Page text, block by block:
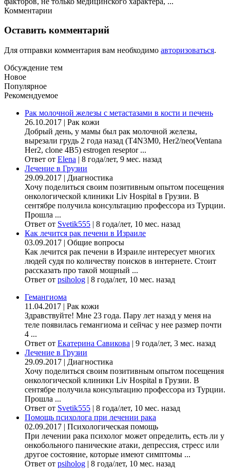
Комментарии
Оставить комментарий
Для отправки комментария вам необходимо авторизоваться.
Обсуждение тем
Новое
Популярное
Рекомендуемое
Рак молочной железы с метастазами в кости и печень
26.10.2017 | Рак кожи
Добрый день, у мамы был рак молочной железы,
вырезали грудь 2 года назад (Т4N3M0, Her2/neo(Ventana
Her2, clone 4B5) estrogen reseptor ...
Ответ от Elena | 8 года/лет, 9 мес. назад
Лечение в Грузии
29.09.2017 | Диагностика
Хочу поделиться своим позитивным опытом посещения
онкологической клиники Liv Hospital в Грузии. В
сентябре получила консультацию профессора из Турции.
Прошла ...
Ответ от Svetik555 | 8 года/лет, 10 мес. назад
Как лечится рак печени в Израиле
03.09.2017 | Общие вопросы
Как лечится рак печени в Израиле интересует многих
людей судя по количеству поисков в интернете. Стоит
рассказать про такой мощный ...
Ответ от psiholog | 8 года/лет, 10 мес. назад
Гемангиома
11.04.2017 | Рак кожи
Здравствуйте! Мне 23 года. Пару лет назад у меня на
теле появилась гемангиома и сейчас у нее размер почти
4 ...
Ответ от Екатерина Савикова | 9 года/лет, 3 мес. назад
Лечение в Грузии
29.09.2017 | Диагностика
Хочу поделиться своим позитивным опытом посещения
онкологической клиники Liv Hospital в Грузии. В
сентябре получила консультацию профессора из Турции.
Прошла ...
Ответ от Svetik555 | 8 года/лет, 10 мес. назад
Помощь психолога при лечении рака
02.09.2017 | Психологическая помощь
При лечении рака психолог может определить, есть ли у
онкобольного панические атаки, депрессия, стресс или
другое состояние, которые имеют симптомы ...
Ответ от psiholog | 8 года/лет, 10 мес. назад